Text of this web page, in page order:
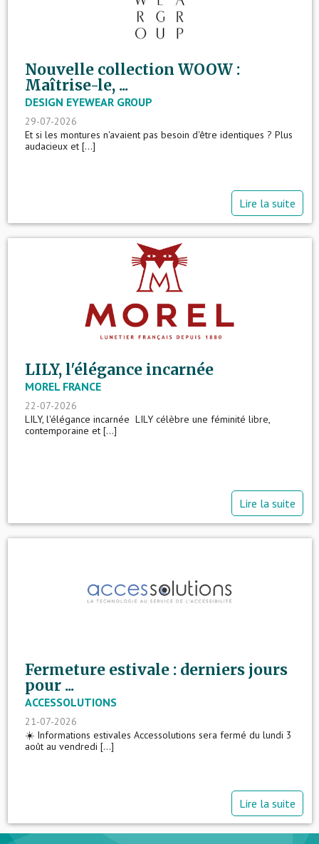
Nouvelle collection WOOW :
Maîtrise-le, ...
DESIGN EYEWEAR GROUP
29-07-2026
Et si les montures n'avaient pas besoin d'être identiques ? Plus
audacieux et [...]
Lire la suite
LILY, l'élégance incarnée
MOREL FRANCE
22-07-2026
LILY, l'élégance incarnée LILY célèbre une féminité libre,
contemporaine et [...]
Lire la suite
Fermeture estivale : derniers jours
pour ...
ACCESSOLUTIONS
21-07-2026
☀️ Informations estivales Accessolutions sera fermé du lundi 3
août au vendredi [...]
Lire la suite